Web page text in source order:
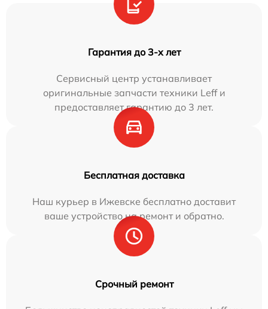
Гарантия до 3-х лет
Сервисный центр устанавливает
оригинальные запчасти техники Leff и
предоставляет гарантию до 3 лет.
Бесплатная доставка
Наш курьер в Ижевске бесплатно доставит
ваше устройство на ремонт и обратно.
Срочный ремонт